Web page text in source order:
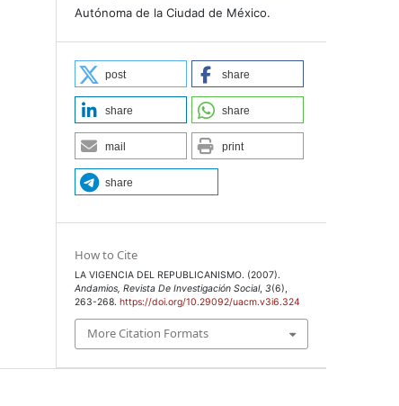
Autónoma de la Ciudad de México.
post share
share share
mail print
share
How to Cite
LA VIGENCIA DEL REPUBLICANISMO. (2007).
Andamios, Revista De Investigación Social,3(6),
263-268. https://doi.org/10.29092/uacm.v3i6.324
More Citation Formats